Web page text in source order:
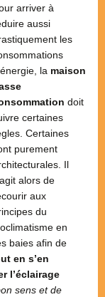
arriver à
aussi
les
la maison
doit
certaines
Certaines
purement
Il
alors de
aux
du
en
baies afin de
en s’en
l’éclairage
sens et de